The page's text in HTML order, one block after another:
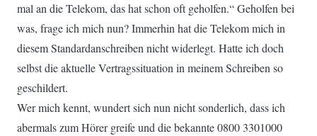
mal an die Telekom, das hat schon oft geholfen.“ Geholfen bei
was, frage ich mich nun? Immerhin hat die Telekom mich in
diesem Standardanschreiben nicht widerlegt. Hatte ich doch
selbst die aktuelle Vertragssituation in meinem Schreiben so
geschildert.
Wer mich kennt, wundert sich nun nicht sonderlich, dass ich
abermals zum Hörer greife und die bekannte 0800 3301000